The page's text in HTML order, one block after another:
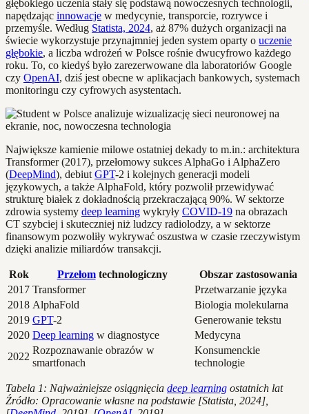
głębokiego uczenia stały się podstawą nowoczesnych technologii,
napędzając innowacje w medycynie, transporcie, rozrywce i
przemyśle. Według Statista, 2024, aż 87% dużych organizacji na
świecie wykorzystuje przynajmniej jeden system oparty o uczenie
głębokie, a liczba wdrożeń w Polsce rośnie dwucyfrowo każdego
roku. To, co kiedyś było zarezerwowane dla laboratoriów Google
czy OpenAI, dziś jest obecne w aplikacjach bankowych, systemach
monitoringu czy cyfrowych asystentach.
Największe kamienie milowe ostatniej dekady to m.in.: architektura
Transformer (2017), przełomowy sukces AlphaGo i AlphaZero
(DeepMind), debiut GPT-2 i kolejnych generacji modeli
językowych, a także AlphaFold, który pozwolił przewidywać
strukturę białek z dokładnością przekraczającą 90%. W sektorze
zdrowia systemy deep learning wykryły COVID-19 na obrazach
CT szybciej i skuteczniej niż ludzcy radiolodzy, a w sektorze
finansowym pozwoliły wykrywać oszustwa w czasie rzeczywistym
dzięki analizie miliardów transakcji.
Rok Przełomtechnologiczny
Obszar zastosowania
2017 Transformer
Przetwarzanie języka
2018 AlphaFold
Biologia molekularna
2019 GPT-2
Generowanie tekstu
2020 Deep learning w diagnostyce
Medycyna
2022
Rozpoznawanie obrazów w
smartfonach
Konsumenckie
technologie
Tabela 1: Najważniejsze osiągnięcia deep learning ostatnich lat
Źródło: Opracowanie własne na podstawie [Statista, 2024],